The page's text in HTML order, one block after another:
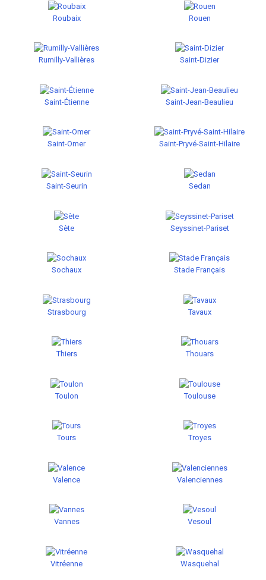
Roubaix Rouen
Rumilly-Vallières Saint-Dizier
Saint-Étienne Saint-Jean-Beaulieu
Saint-Omer Saint-Pryvé-Saint-Hilaire
Saint-Seurin Sedan
Sète Seyssinet-Pariset
Sochaux Stade Français
Strasbourg Tavaux
Thiers Thouars
Toulon Toulouse
Tours Troyes
Valence Valenciennes
Vannes Vesoul
Vitréenne Wasquehal